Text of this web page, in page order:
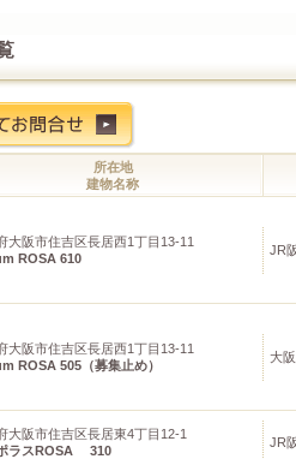
所在地
建物名称
大阪市住吉区長居西1丁目13-11
ROSA 610
JR
大阪市住吉区長居西1丁目13-11
ROSA 505（募集止め）
大
大阪市住吉区長居東4丁目12-1
ラスROSA 310
JR